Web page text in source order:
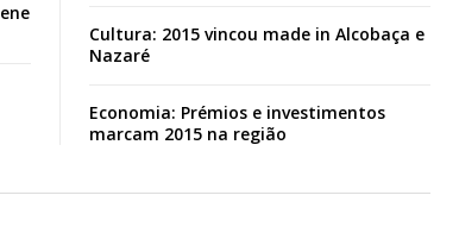
Cultura: 2015 vincou made in Alcobaça e
Nazaré
Economia: Prémios e investimentos
marcam 2015 na região